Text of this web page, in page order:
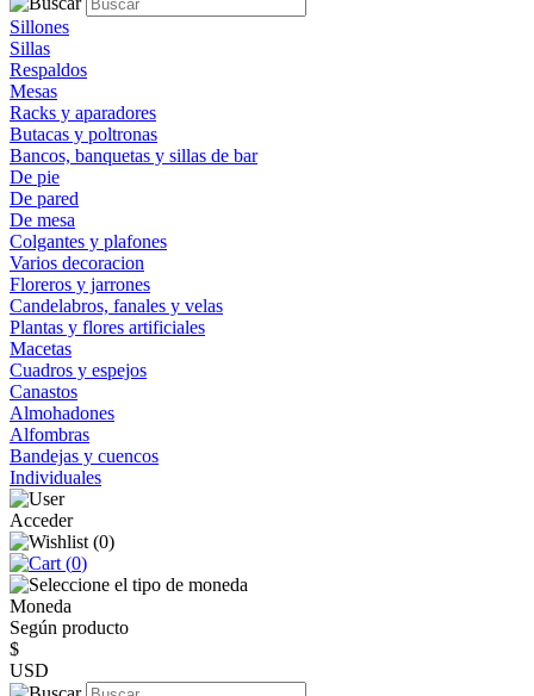
Sillones
Sillas
Respaldos
Mesas
Racks y aparadores
Butacas y poltronas
Bancos, banquetas y sillas de bar
De pie
De pared
De mesa
Colgantes y plafones
Varios decoracion
Floreros y jarrones
Candelabros, fanales y velas
Plantas y flores artificiales
Macetas
Cuadros y espejos
Canastos
Almohadones
Alfombras
Bandejas y cuencos
Individuales
Acceder
(0)
(0)
Moneda
Según producto
$
USD